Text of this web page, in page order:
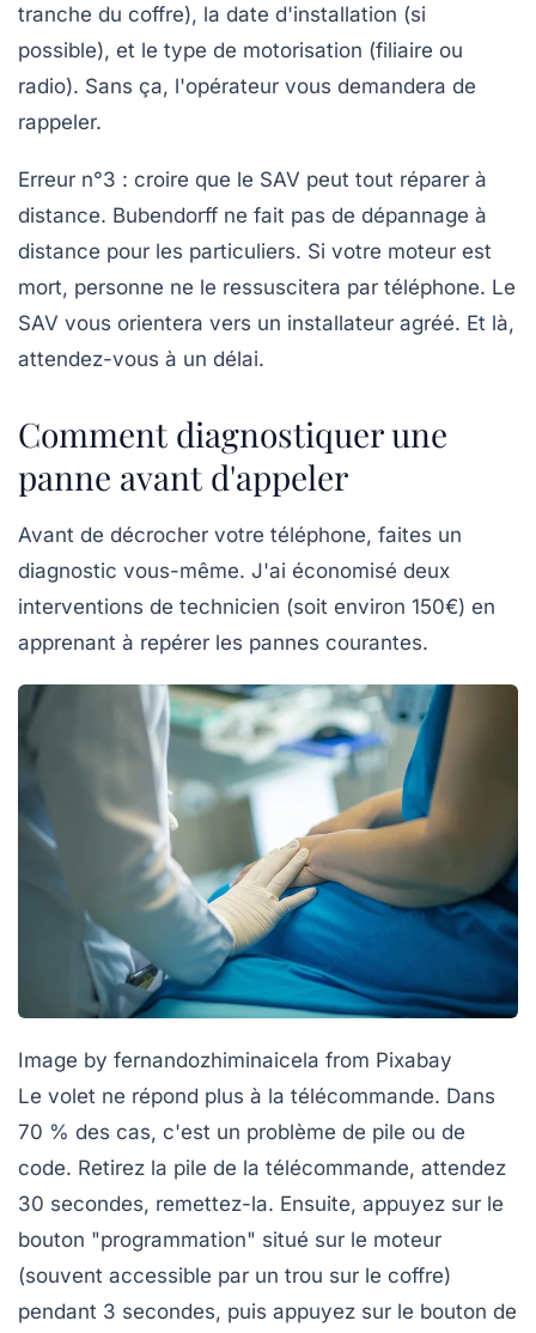
tranche du coffre), la date d'installation (si
possible), et le type de motorisation (filiaire ou
radio). Sans ça, l'opérateur vous demandera de
rappeler.
Erreur n°3 : croire que le SAV peut tout réparer à
distance. Bubendorff ne fait pas de dépannage à
distance pour les particuliers. Si votre moteur est
mort, personne ne le ressuscitera par téléphone. Le
SAV vous orientera vers un installateur agréé. Et là,
attendez-vous à un délai.
Comment diagnostiquer une
panne avant d'appeler
Avant de décrocher votre téléphone, faites un
diagnostic vous-même. J'ai économisé deux
interventions de technicien (soit environ 150€) en
apprenant à repérer les pannes courantes.
Image by fernandozhiminaicela from Pixabay
Le volet ne répond plus à la télécommande. Dans
70 % des cas, c'est un problème de pile ou de
code. Retirez la pile de la télécommande, attendez
30 secondes, remettez-la. Ensuite, appuyez sur le
bouton "programmation" situé sur le moteur
(souvent accessible par un trou sur le coffre)
pendant 3 secondes, puis appuyez sur le bouton de